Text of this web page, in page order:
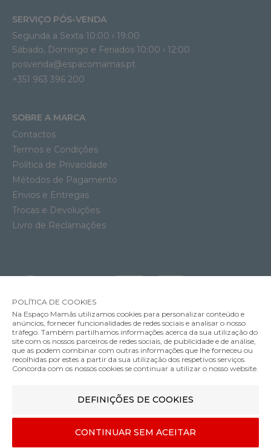
Adaptadores Cadeira Auto Inglesina Aptica e Aptica XT
SERVIÇO PÓS-VENDA
Segunda a Sexta 10:00 › 19:00
Sábado, Domingo e Feriados 10:00 › 12:00
posvenda@espacomamas.pt
+351 963 396 200
SOBRE A MARCA
Contactos
Termos e Condições
Política de Privacidade
Métodos de Pagamento
Envios e Entregas
Trocas e Devoluções
Livro de Reclamações
MÉTODOS DE ENVIO
MÉTODOS DE PAGAMENTO
POLÍTICA DE COOKIES
Na Espaço Mamãs utilizamos cookies para personalizar conteúdo e
anúncios, fornecer funcionalidades de redes sociais e analisar o nosso
tráfego. Também partilhamos informações acerca da sua utilização do
site com os nossos parceiros de redes sociais, de publicidade e de análise,
que as podem combinar com outras informações que lhe forneceu ou
recolhidas por estes a partir da sua utilização dos respetivos serviços.
Concorda com os nossos cookies se continuar a utilizar o nosso website.
DEFINIÇÕES DE COOKIES
CONTINUAR SEM ACEITAR